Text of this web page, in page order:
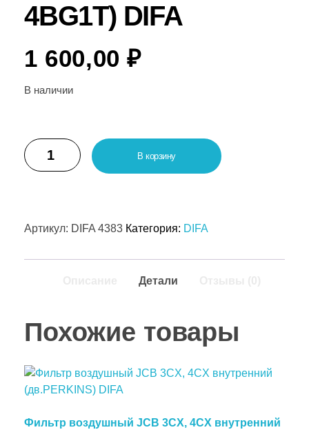
4BG1T) DIFA
1 600,00₽
В наличии
В корзину
Артикул: DIFA 4383 Категория: DIFA
Детали
Похожие товары
Фильтр воздушный JCB 3CX, 4CX внутренний